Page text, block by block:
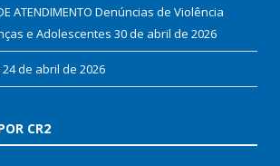
ATENDIMENTO Denúncias de Violência
e Adolescentes 30 de abril de 2026
24 de abril de 2026
CR2